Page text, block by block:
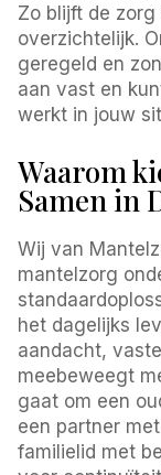
Zo blijft de
overzichtelijk.
geregeld en
aan vast en
werkt in jouw
Waarom
Samen in
Wij van
mantelzorg
het dagelijks
aandacht,
meebeweegt
gaat om een
een partner
familielid met